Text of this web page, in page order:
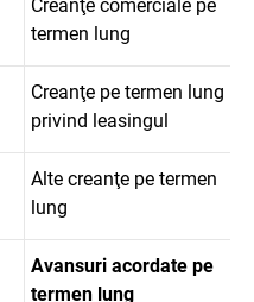
Creanţe comerciale pe
termen lung
Creanţe pe termen lung
privind leasingul
Alte creanţe pe termen
lung
Avansuri acordate pe
termen lung